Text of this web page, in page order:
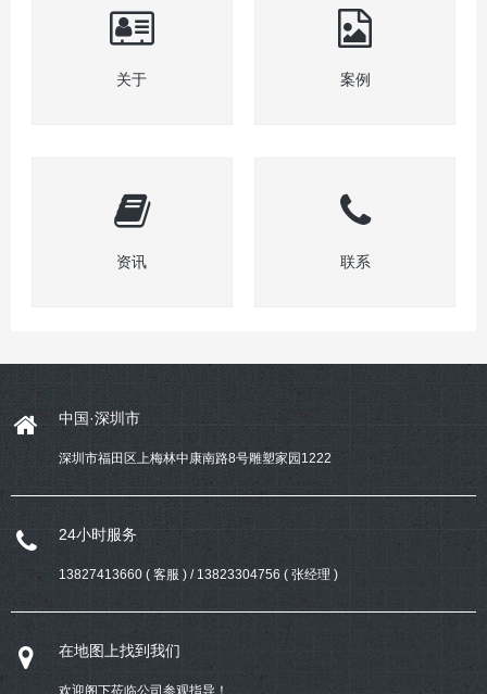
关于 案例
资讯 联系
中国·深圳市
深圳市福田区上梅林中康南路8号雕塑家园1222
24小时服务
13827413660 ( 客服 ) / 13823304756 ( 张经理 )
在地图上找到我们
欢迎阁下莅临公司参观指导！